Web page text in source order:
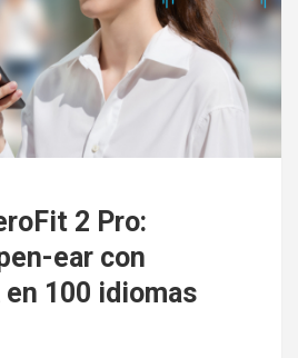
2 Pro:
ear con
100 idiomas